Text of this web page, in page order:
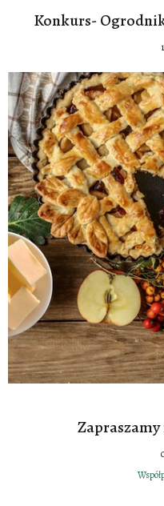
Konkurs-